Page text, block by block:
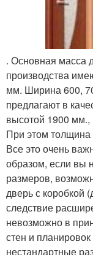
. Основная масса
производства
мм. Ширина 600,
предлагают в
высотой 1900
При этом толщина
Все это очень
образом, если вы
размеров,
дверь с коробкой
следствие
невозможно в
стен и
нестандартные